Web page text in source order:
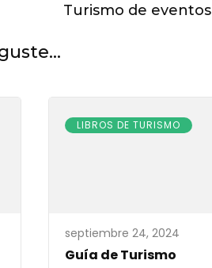
Turismo de eventos
LIBROS DE TURISMO
septiembre 24, 2024
Guía de Turismo